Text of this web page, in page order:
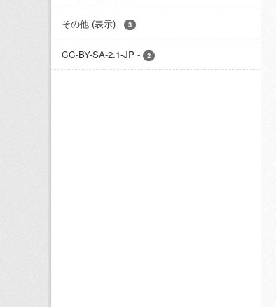
その他 (表示) - 3
CC-BY-SA-2.1-JP - 2